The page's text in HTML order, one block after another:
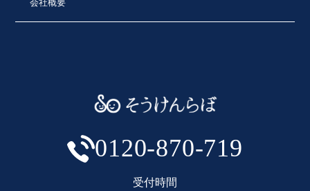
会社概要
0120-870-719
受付時間